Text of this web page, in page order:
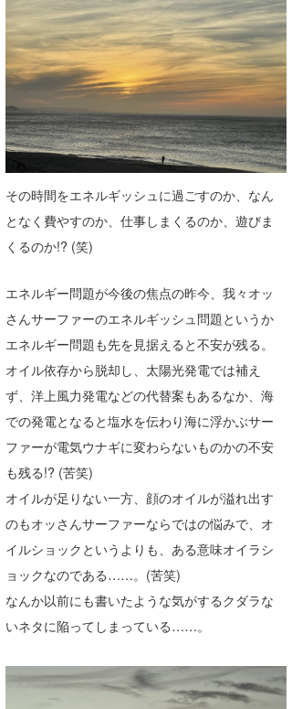
その時間をエネルギッシュに過ごすのか、なん
となく費やすのか、仕事しまくるのか、遊びま
くるのか!? (笑)
エネルギー問題が今後の焦点の昨今、我々オッ
さんサーファーのエネルギッシュ問題というか
エネルギー問題も先を見据えると不安が残る。
オイル依存から脱却し、太陽光発電では補え
ず、洋上風力発電などの代替案もあるなか、海
での発電となると塩水を伝わり海に浮かぶサー
ファーが電気ウナギに変わらないものかの不安
も残る!? (︎苦笑)
オイルが足りない一方、顔のオイルが溢れ出す
のもオッさんサーファーならではの悩みで、オ
イルショックというよりも、ある意味オイラシ
ョックなのである……。(苦笑)
なんか以前にも書いたような気がするクダラな
いネタに陥ってしまっている……。
arukasvision
DELTA FORCE SURF
CBA Films
熊谷素子
嵯峨明日香
進士剛光
田原啓江
植村未来
NOBUFUKU
大野”MAR”修聖
喜納海人
+☆maki☆+
Aichan
chan-U
ECE
G◎Da
H
KID
KOBU
KY
MIN
mitz
OYZ
S.K
VAGY
YUKI☆
たっちー